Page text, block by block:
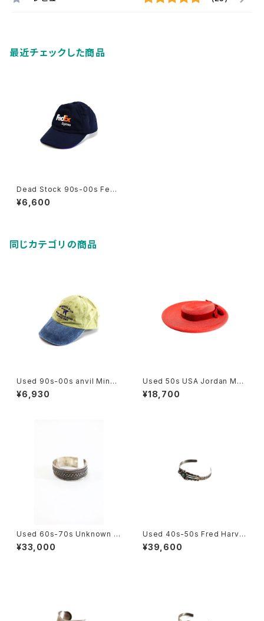
最近チェックした商品
Dead Stock 90s-00s FedE
x Dark Navy Embroidery 6
Panel Cap Size M 古着
¥6,600
同じカテゴリの商品
Used 90s-00s anvil Minne
sota Valley Khaki×Blue 2T
one 6Panel Cap Size Free
¥6,930
Used 50s USA Jordan Mar
sh BOSTON Red Velor Rib
bon Design Straw Hat Size
¥18,700
Used 60s-70s Unknown B
raid Design Silver Bungle
古着
¥33,000
Used 40s-50s Fred Harve
y Style Navajo Native Silv
er Bungle 古着
¥39,600